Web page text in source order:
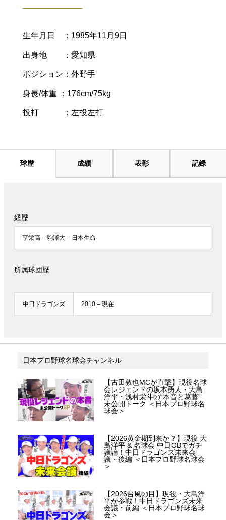
生年月日 ：1985年11月9日
出身地 ：愛知県
ポジション：外野手
身長/体重 ：176cm/75kg
投打 ：左投左打
球歴 成績 表彰 記録
経歴
享栄高 – 駒澤大 – 日本生命
所属球団歴
中日ドラゴンズ 2010 – 現在
日本プロ野球名球会チャンネル
【古田敦也MCが直撃】現役名球
会レジェンドの坂本勇人・大島
洋平・浅村栄斗の“本音と葛藤”
未公開トーク ＜日本プロ野球名
球会＞
【2026黄金期到来か？】現役 大
島洋平 & 名球会 中日OBでガチ
議論！中日ドラゴンズ未来会
議・後編 ＜日本プロ野球名球会
＞
【2026台風の目】現役・大島洋
平が参戦！中日ドラゴンズ未来
会議・前編 ＜日本プロ野球名球
会＞